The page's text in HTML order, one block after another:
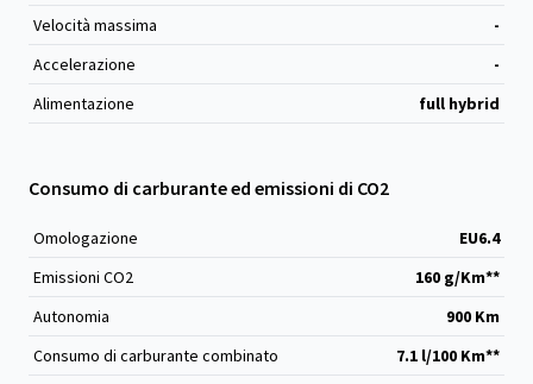
Velocità massima
-
Accelerazione
-
Alimentazione
full hybrid
Consumo di carburante ed emissioni di CO2
Omologazione
EU6.4
Emissioni CO2
160 g/Km**
Autonomia
900 Km
Consumo di carburante combinato
7.1 l/100 Km**